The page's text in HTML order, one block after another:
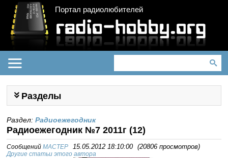
Портал радиолюбителей
Разделы
Раздел:Радиоежегодник
Радиоежегодник №7 2011г (12)
СообщенийMACTEP 15.05.2012 18:10:00 (20806 просмотров)
Другие статьи этого автора